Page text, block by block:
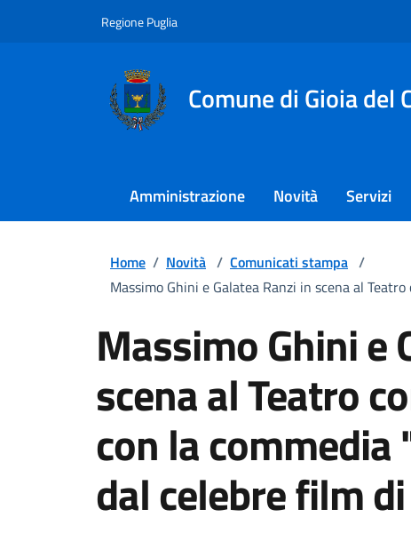
Regione Puglia
Comune di Gioia del
Amministrazione Novità Servizi
Home / Novità / Comunicati stampa /
Massimo Ghini e Galatea Ranzi in scena al
Massimo Ghini e
scena al Teatro
con la
dal celebre film